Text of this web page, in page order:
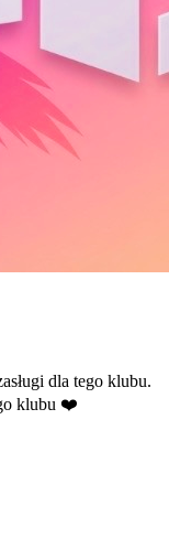
dla tego klubu.
klubu ❤️